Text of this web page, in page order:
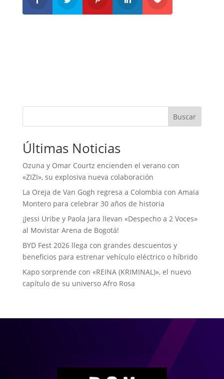
Buscar
Últimas Noticias
Ozuna y Omar Courtz encienden el verano con
«ZIZI», su explosiva nueva colaboración
La Oreja de Van Gogh regresa a Colombia con Amaia
Montero para celebrar 30 años de historia
¡Jessi Uribe y Paola Jara llevan «Despecho a 2 Voces»
al Movistar Arena de Bogotá!
BYD Fest 2026 llega con grandes descuentos y
beneficios para estrenar vehículo eléctrico o híbrido
Kapo sorprende con «REINA (KRIMINAL)», el nuevo
capítulo de su universo Afro Rosa